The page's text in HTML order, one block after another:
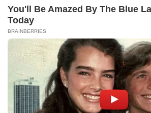
Email
Tentang Katadata Advertising Karier
Kebijakan Privasi
Disclaimer
©2026 Katadata. Hak cipta dilindungi